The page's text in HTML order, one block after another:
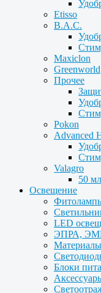
Etisso
B.A.C.
Maxiclon
Greenworld
Прочее
Pokon
Advanced
Valagro
50 мл
Освещение
LED
ЭПРА,
Блоки